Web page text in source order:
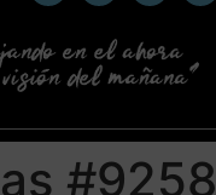
#9258